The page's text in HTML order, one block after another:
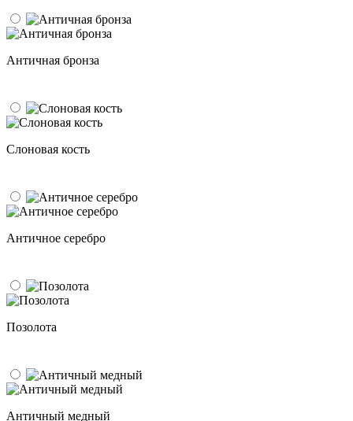
Античная бронза
Слоновая кость
Античное серебро
Позолота
Античный медный